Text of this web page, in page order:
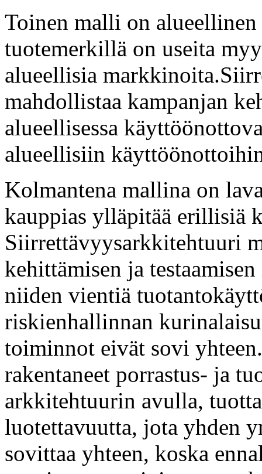
Toinen malli on
tuotemerkillä on useita
alueellisia
mahdollistaa kampanjan
alueellisessa
alueellisiin
Kolmantena mallina on
kauppias ylläpitää erillisiä
Siirrettävyysarkkitehtuuri
kehittämisen ja
niiden vientiä
riskienhallinnan
toiminnot eivät sovi
rakentaneet porrastus- ja
arkkitehtuurin avulla,
luotettavuutta, jota yhden
sovittaa yhteen, koska